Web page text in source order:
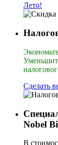
Лето!
Сделать
Nobel
В